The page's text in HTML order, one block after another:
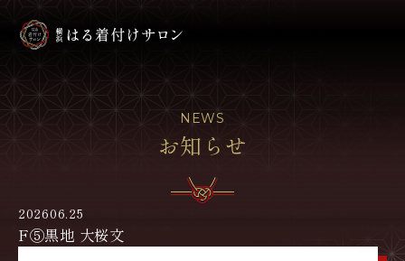
NEWS
お知らせ
202606.25
F⑤黒地 大桜文